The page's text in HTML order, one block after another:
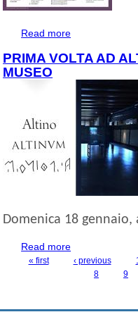
Read more
PRIMA VOLTA AD
MUSEO
Domenica 18 gennaio,
Read more
« first ‹ previous
8
9